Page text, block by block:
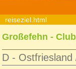
reiseziel.html
Großefehn -
D -